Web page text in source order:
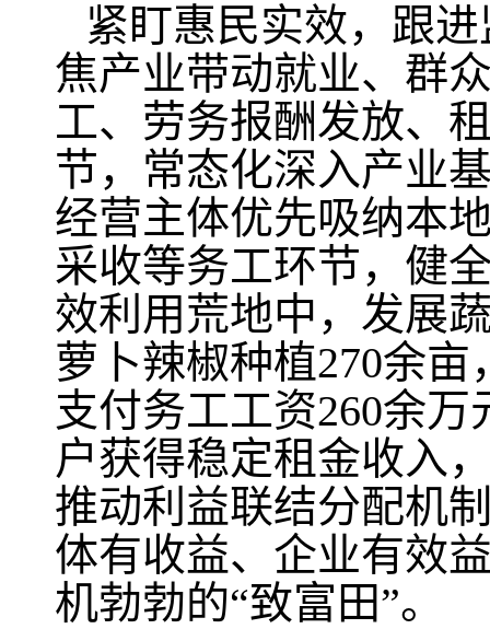
紧盯惠民实效，跟
焦产业带动就业、群
工、劳务报酬发放、
节，常态化深入产业
经营主体优先吸纳本
采收等务工环节，健
效利用荒地中，发展
萝卜辣椒种植270余
支付务工工资260余
户获得稳定租金收入
推动利益联结分配机
体有收益、企业有效
机勃勃的“致富田”。